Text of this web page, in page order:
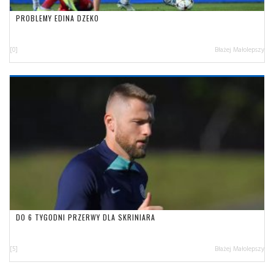
PROBLEMY EDINA DZEKO
[0] Błażej Małolepszy
DO 6 TYGODNI PRZERWY DLA SKRINIARA
[5] Błażej Małolepszy